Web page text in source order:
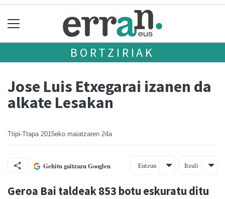
BORTZIRIAK
Jose Luis Etxegarai izanen da
alkate Lesakan
Ttipi-Ttapa 2015eko maiatzaren 24a
Gehitu gaitzazu Googlen Entzun Itzuli
Geroa Bai taldeak 853 botu eskuratu ditu